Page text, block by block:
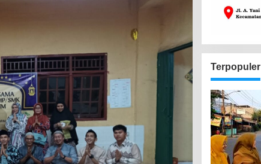
Terpopuler